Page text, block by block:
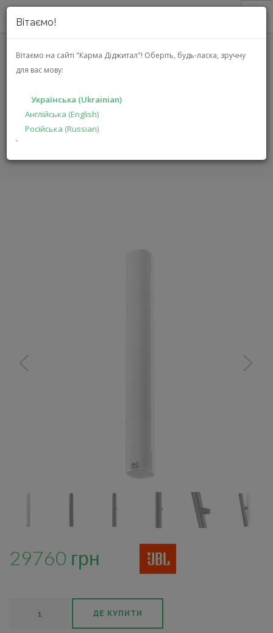
Вітаємо!
Вітаємо на сайті "Карма Діджитал"! Оберіть, будь-ласка, зручну
для вас мову:
Українська (Ukrainian)
Англійська (English)
Російська (Russian)
`
ПРО НАС
АКЦІЇ
РІШЕННЯ
ВИРОБНИКАМ
JBL COL800 WH (JBL-COL800-
ГОЛОВНА КАТАЛОГ
29760 грн
ДЕ КУПИТИ